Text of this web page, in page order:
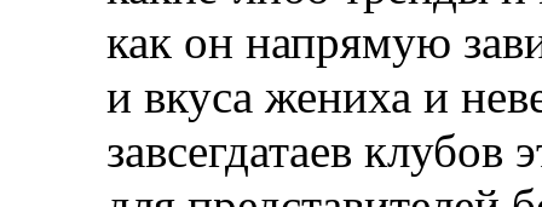
как он напрямую
и вкуса жениха и
завсегдатаев